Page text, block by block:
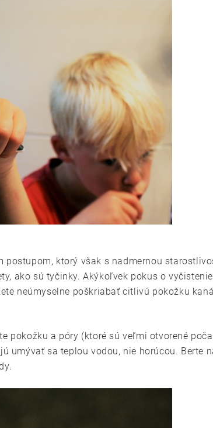
ktorý však s nadmernou
ako sú tyčinky. Akýkoľvek pokus o
neúmyselne poškriabať citlivú pokožku
pokožku a póry (ktoré sú veľmi otvorené
umývať sa teplou vodou, nie horúcou. Berte